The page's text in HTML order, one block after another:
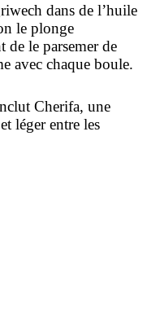
dans de l’huile
le plonge
de le parsemer de
avec chaque boule.
Cherifa, une
léger entre les